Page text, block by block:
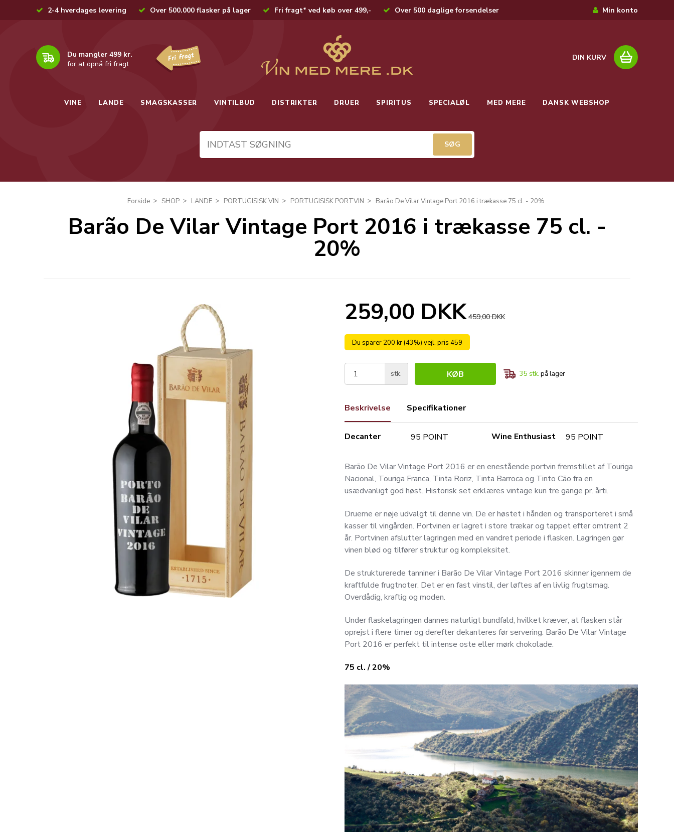
2-4 hverdages levering Over 500.000 flasker på lager Fri fragt* ved køb over 499,- Over 500 daglige forsendelser Min konto
Du mangler 499 kr.
for at opnå fri fragt
DIN KURV
VINE LANDE SMAGSKASSER VINTILBUD DISTRIKTER DRUER SPIRITUS SPECIALØL MED MERE DANSK WEBSHOP
Forside SHOP LANDE PORTUGISISK VIN PORTUGISISK PORTVIN Barão De Vilar Vintage Port 2016 i trækasse 75 cl. - 20%
Barão De Vilar Vintage Port 2016 i trækasse 75 cl. -
20%
259,00 DKK 459,00 DKK
Du sparer 200 kr (43%) vejl. pris 459
stk. KØB 35 stk. på lager
Beskrivelse Specifikationer
Decanter 95 POINT Wine Enthusiast 95 POINT
Barão De Vilar Vintage Port 2016 er en enestående portvin fremstillet af Touriga
Nacional, Touriga Franca, Tinta Roriz, Tinta Barroca og Tinto Cão fra en
usædvanligt god høst. Historisk set erklæres vintage kun tre gange pr. årti.
Druerne er nøje udvalgt til denne vin. De er høstet i hånden og transporteret i små
kasser til vingården. Portvinen er lagret i store trækar og tappet efter omtrent 2
år. Portvinen afslutter lagringen med en vandret periode i flasken. Lagringen gør
vinen blød og tilfører struktur og kompleksitet.
De strukturerede tanniner i Barão De Vilar Vintage Port 2016 skinner igennem de
kraftfulde frugtnoter. Det er en fast vinstil, der løftes af en livlig frugtsmag.
Overdådig, kraftig og moden.
Under flaskelagringen dannes naturligt bundfald, hvilket kræver, at flasken står
oprejst i flere timer og derefter dekanteres før servering. Barão De Vilar Vintage
Port 2016 er perfekt til intense oste eller mørk chokolade.
75 cl. / 20%